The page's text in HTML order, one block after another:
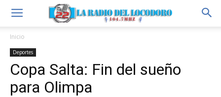
Inicio
Deportes
Copa Salta: Fin del sueño
para Olimpa